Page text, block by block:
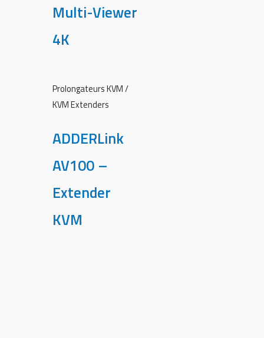
Multi-Viewer
4K
Prolongateurs KVM /
KVM Extenders
ADDERLink
AV100 –
Extender
KVM